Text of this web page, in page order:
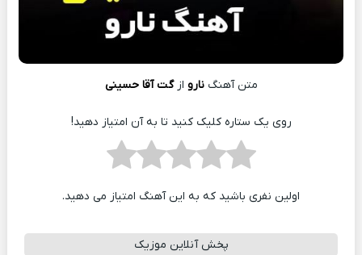
متن آهنگنارو ازگت آقا حسینی
روی یک ستاره کلیک کنید تا به آن امتیاز دهید!
اولین نفری باشید که به این آهنگ امتیاز می دهید.
پخش آنلاین موزیک